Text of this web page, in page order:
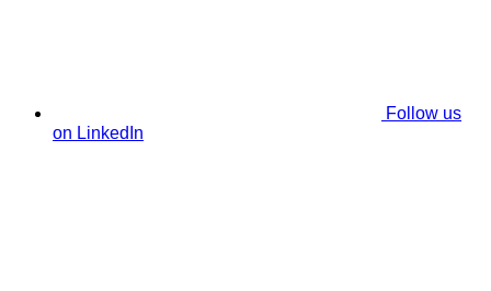
Follow us
on LinkedIn